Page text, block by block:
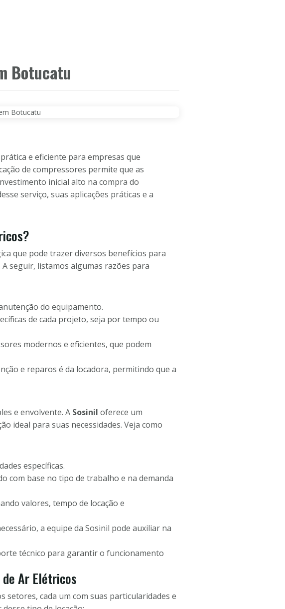
Botucatu
e eficiente para empresas que
de compressores permite que as
inicial alto na compra do
serviço, suas aplicações práticas e a
que pode trazer diversos benefícios para
seguir, listamos algumas razões para
do equipamento.
de cada projeto, seja por tempo ou
modernos e eficientes, que podem
e reparos é da locadora, permitindo que a
e envolvente. A Sosinil oferece um
ideal para suas necessidades. Veja como
específicas.
com base no tipo de trabalho e na demanda
valores, tempo de locação e
a equipe da Sosinil pode auxiliar na
técnico para garantir o funcionamento
Ar Elétricos
setores, cada um com suas particularidades e